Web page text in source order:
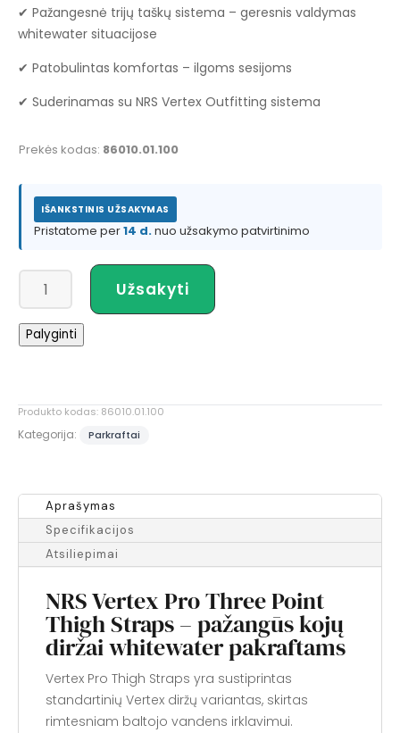
✔ Pažangesnė trijų taškų sistema – geresnis valdymas
whitewater situacijose
✔ Patobulintas komfortas – ilgoms sesijoms
✔ Suderinamas su NRS Vertex Outfitting sistema
Prekės kodas: 86010.01.100
IŠANKSTINIS UŽSAKYMAS
Pristatome per14 d.nuo užsakymo patvirtinimo
kiekis:
NRS
Vertex
Point
Straps
Užsakyti
Palyginti
Produkto kodas: 86010.01.100
Kategorija: Parkraftai
Aprašymas
Specifikacijos
Atsiliepimai
NRS Vertex Pro Three Point
Thigh Straps – pažangūs kojų
diržai whitewater pakraftams
Vertex Pro Thigh Straps yra sustiprintas
standartinių Vertex diržų variantas, skirtas
rimtesniam baltojo vandens irklavimui.